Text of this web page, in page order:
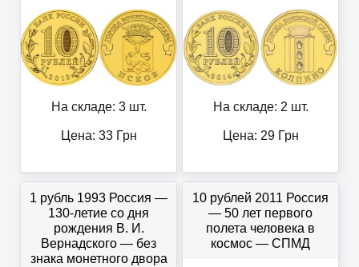
На складе: 3 шт.
Цена: 33Грн
На складе: 2 шт.
Цена: 29Грн
1 рубль 1993 Россия —
130-летие со дня
рождения В. И.
Вернадского — без
знака монетного двора
10 рублей 2011 Россия
— 50 лет первого
полета человека в
космос — СПМД